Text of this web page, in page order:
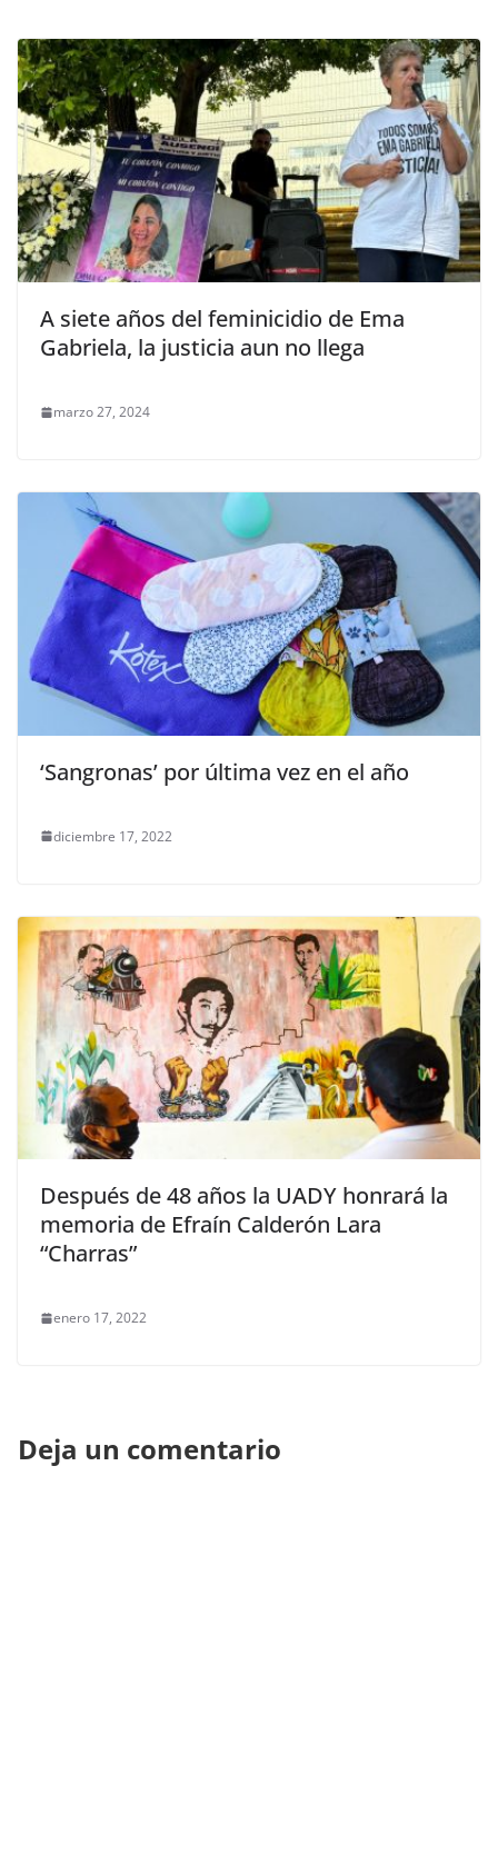
A siete años del feminicidio de Ema
Gabriela, la justicia aun no llega
marzo 27, 2024
‘Sangronas’ por última vez en el año
diciembre 17, 2022
Después de 48 años la UADY honrará la
memoria de Efraín Calderón Lara
“Charras”
enero 17, 2022
Deja un comentario